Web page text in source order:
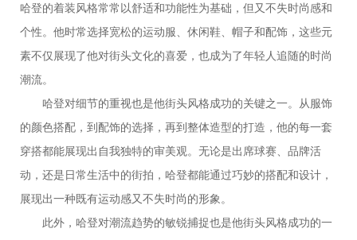
哈登的着装风格常常以舒适和功能性为基础，但又不失时尚感和
个性。他时常选择宽松的运动服、休闲鞋、帽子和配饰，这些元
素不仅展现了他对街头文化的喜爱，也成为了年轻人追随的时尚
潮流。
哈登对细节的重视也是他街头风格成功的关键之一。从服饰
的颜色搭配，到配饰的选择，再到整体造型的打造，他的每一套
穿搭都能展现出自我独特的审美观。无论是出席球赛、品牌活
动，还是日常生活中的街拍，哈登都能通过巧妙的搭配和设计，
展现出一种既有运动感又不失时尚的形象。
此外，哈登对潮流趋势的敏锐捕捉也是他街头风格成功的一